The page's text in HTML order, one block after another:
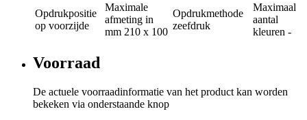
Opdrukpositie
op voorzijde
Maximale
afmeting in
mm 210 x 100
Opdrukmethode
zeefdruk
Maximaal
aantal
kleuren -
Voorraad
De actuele voorraadinformatie van het product kan worden
bekeken via onderstaande knop